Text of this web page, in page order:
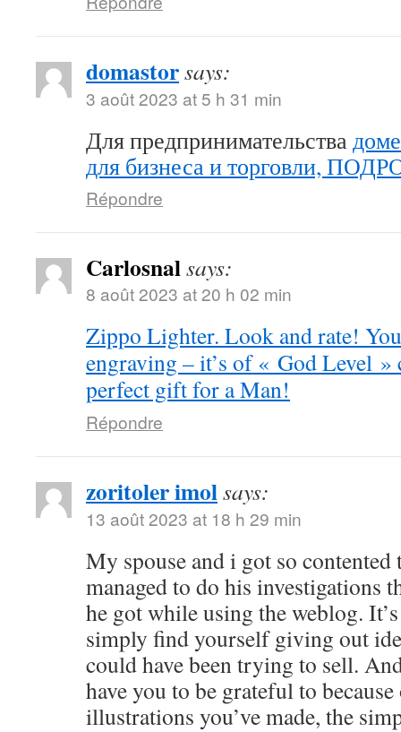
domastorsays:
3 août 2023 at 5 h 31 min
Для предпринимательства
для бизнеса и торговли,
Répondre
Carlosnalsays:
8 août 2023 at 20 h 02 min
Zippo Lighter. Look and rate!
engraving – it’s of « God Level
perfect gift for a Man!
Répondre
zoritoler imolsays:
13 août 2023 at 18 h 29 min
My spouse and i got so contented
managed to do his investigations
he got while using the weblog.
simply find yourself giving out
could have been trying to sell.
have you to be grateful to
illustrations you’ve made, the